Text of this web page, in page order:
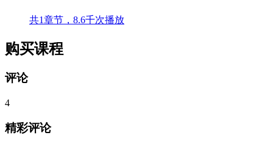
共1章节，8.6千次播放
购买课程
评论
4
精彩评论